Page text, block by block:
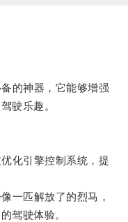
的神器，它能够增强
驶乐趣。
化引擎控制系统，提
匹解放了的烈马，
驾驶体验。